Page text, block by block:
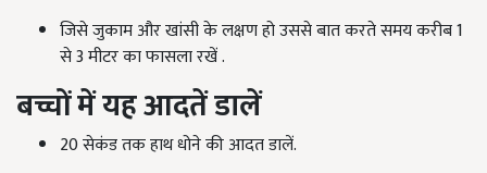
जिसे जुकाम और खांसी के लक्षण हो उससे बात करते समय करीब 1
से 3 मीटर का फासला रखें .
बच्चों में यह आदतें डालें
20 सेकंड तक हाथ धोने की आदत डालें.